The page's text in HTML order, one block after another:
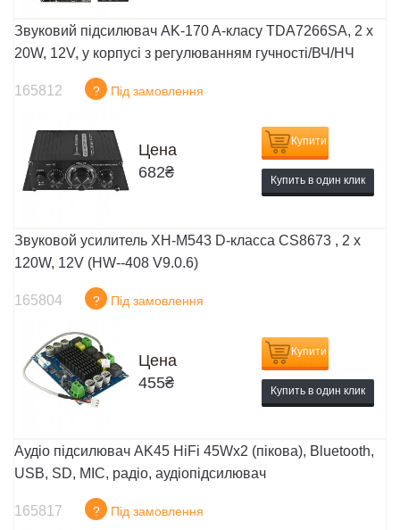
Звуковий підсилювач AK-170 A-класу TDA7266SA, 2 x
20W, 12V, у корпусі з регулюванням гучності/ВЧ/НЧ
165812 ? Під замовлення
Цена
682₴
Купити
Купить в один клик
Звуковой усилитель XH-M543 D-класса CS8673 , 2 x
120W, 12V (HW--408 V9.0.6)
165804 ? Під замовлення
Цена
455₴
Купити
Купить в один клик
Аудіо підсилювач AK45 HiFi 45Wx2 (пікова), Bluetooth,
USB, SD, MIC, радіо, аудіопідсилювач
165817 ? Під замовлення